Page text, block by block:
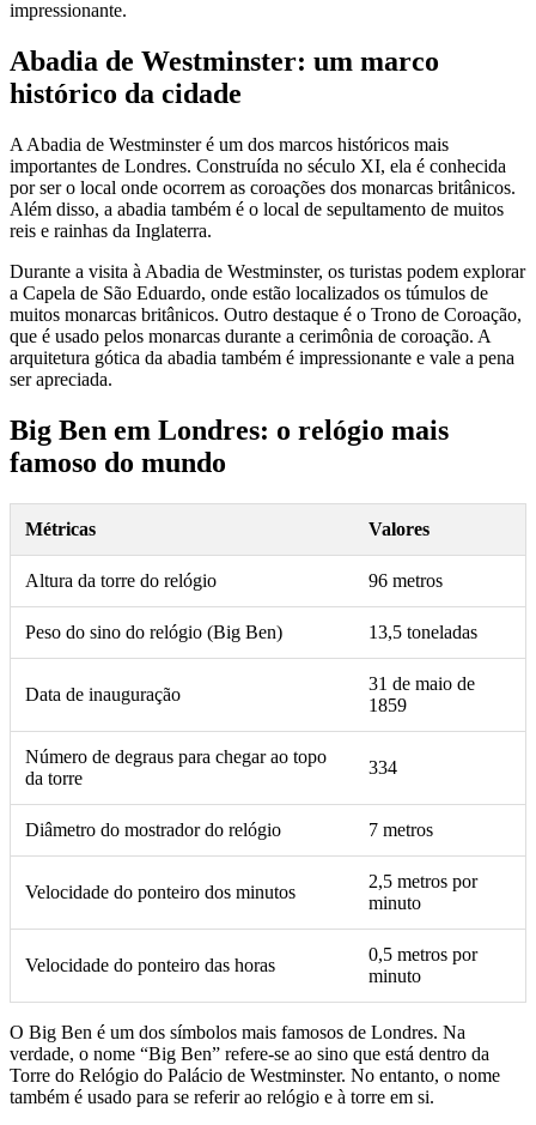
impressionante.
Abadia de Westminster: um marco
histórico da cidade
A Abadia de Westminster é um dos marcos históricos mais
importantes de Londres. Construída no século XI, ela é conhecida
por ser o local onde ocorrem as coroações dos monarcas britânicos.
Além disso, a abadia também é o local de sepultamento de muitos
reis e rainhas da Inglaterra.
Durante a visita à Abadia de Westminster, os turistas podem explorar
a Capela de São Eduardo, onde estão localizados os túmulos de
muitos monarcas britânicos. Outro destaque é o Trono de Coroação,
que é usado pelos monarcas durante a cerimônia de coroação. A
arquitetura gótica da abadia também é impressionante e vale a pena
ser apreciada.
Big Ben em Londres: o relógio mais
famoso do mundo
Métricas Valores
Altura da torre do relógio 96 metros
Peso do sino do relógio (Big Ben) 13,5 toneladas
Data de inauguração
31 de maio de
1859
Número de degraus para chegar ao topo
da torre
334
Diâmetro do mostrador do relógio 7 metros
Velocidade do ponteiro dos minutos
2,5 metros por
minuto
Velocidade do ponteiro das horas
0,5 metros por
minuto
O Big Ben é um dos símbolos mais famosos de Londres. Na
verdade, o nome “Big Ben” refere-se ao sino que está dentro da
Torre do Relógio do Palácio de Westminster. No entanto, o nome
também é usado para se referir ao relógio e à torre em si.